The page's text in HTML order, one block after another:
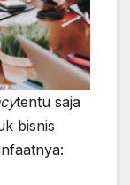
tentu saja
bisnis